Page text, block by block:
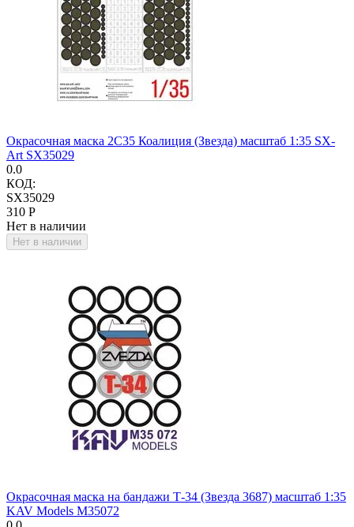
Окрасочная маска 2С35 Коалиция (Звезда) масштаб 1:35 SX-
Art SX35029
0.0
КОД:
SX35029
‍310‍ Р
Нет в наличии
Нет в наличии
Окрасочная маска на бандажи Т-34 (Звезда 3687) масштаб 1:35
KAV Models M35072